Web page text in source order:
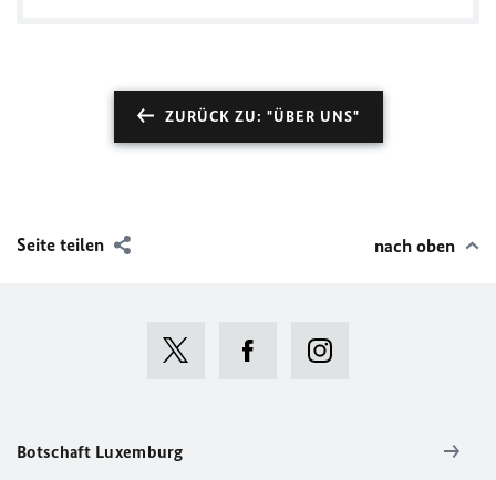
ZURÜCK ZU: "ÜBER UNS"
Seite teilen nach oben
Botschaft Luxemburg